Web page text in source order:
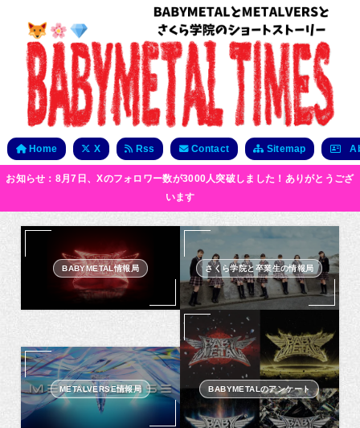
Home X Rss Contact Sitemap
お知らせ：8月7日、Xのフォロワー数が3000人突破しました！ありがとうござ
います
BABYMETAL情報局 さくら学院と卒業生の情報局
METALVERSE情報局 BABYMETALのアンケート